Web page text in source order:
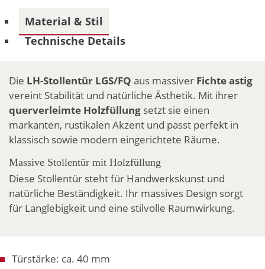
Material & Stil
Technische Details
Die LH-Stollentür LGS/FQ aus massiver Fichte astig
vereint Stabilität und natürliche Ästhetik. Mit ihrer
querverleimte Holzfüllung setzt sie einen
markanten, rustikalen Akzent und passt perfekt in
klassisch sowie modern eingerichtete Räume.
Massive Stollentür mit Holzfüllung
Diese Stollentür steht für Handwerkskunst und
natürliche Beständigkeit. Ihr massives Design sorgt
für Langlebigkeit und eine stilvolle Raumwirkung.
Türstärke: ca. 40 mm